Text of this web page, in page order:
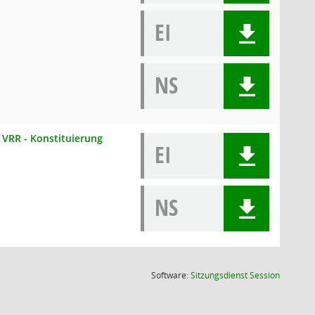
EI
NS
- Konstituierung
EI
NS
Software:SitzungsdienstSession(Wird in